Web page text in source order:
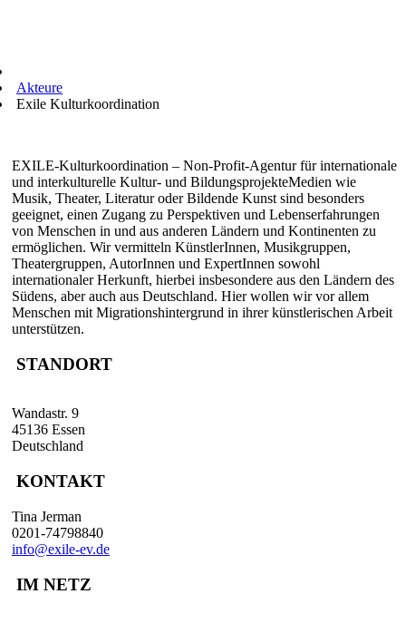
Akteure
Exile Kulturkoordination
EXILE-Kulturkoordination – Non-Profit-Agentur für internationale
und interkulturelle Kultur- und BildungsprojekteMedien wie
Musik, Theater, Literatur oder Bildende Kunst sind besonders
geeignet, einen Zugang zu Perspektiven und Lebenserfahrungen
von Menschen in und aus anderen Ländern und Kontinenten zu
ermöglichen. Wir vermitteln KünstlerInnen, Musikgruppen,
Theatergruppen, AutorInnen und ExpertInnen sowohl
internationaler Herkunft, hierbei insbesondere aus den Ländern des
Südens, aber auch aus Deutschland. Hier wollen wir vor allem
Menschen mit Migrationshintergrund in ihrer künstlerischen Arbeit
unterstützen.
STANDORT
Wandastr. 9
45136 Essen
Deutschland
KONTAKT
Tina Jerman
0201-74798840
info@exile-ev.de
IM NETZ